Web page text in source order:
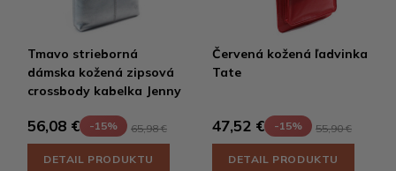
Tmavo strieborná
dámska kožená zipsová
crossbody kabelka Jenny
56,08 € -15% 65,98 €
DETAIL PRODUKTU
Červená kožená ľadvinka
Tate
47,52 € -15% 55,90 €
DETAIL PRODUKTU